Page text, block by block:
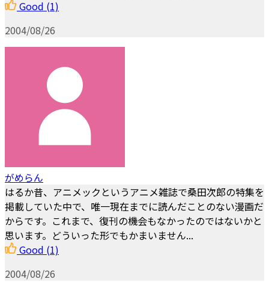
Good (1)
2004/08/26
がめらん
はるか昔、アニメックというアニメ雑誌で桑田次郎の特集を
掲載していた中で、唯一現在までに読んだことのない漫画だ
からです。これまで、復刊の機会もなかったのではないかと
思います。どういった形でもかまいません...
Good (1)
2004/08/26